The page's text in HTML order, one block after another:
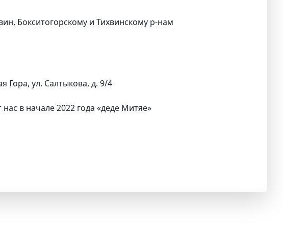
Бокситогорскому и Тихвинскому р-нам
Гора, ул. Салтыкова, д. 9/4
в начале 2022 года «деде Митяе»